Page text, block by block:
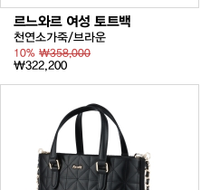
르느와르 여성 토트백
천연소가죽/브라운
10% ₩358,000
₩322,200